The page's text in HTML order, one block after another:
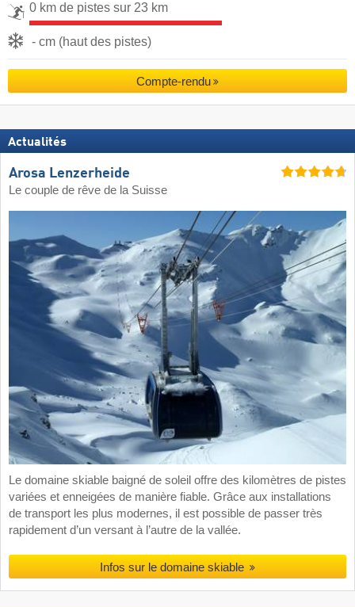
0 km de pistes sur 23 km
- cm (haut des pistes)
Compte-rendu
Actualités
Arosa Lenzerheide
Le couple de rêve de la Suisse
Le domaine skiable baigné de soleil offre des kilomètres de pistes
variées et enneigées de manière fiable. Grâce aux installations
de transport les plus modernes, il est possible de passer très
rapidement d’un versant à l’autre de la vallée.
Infos sur le domaine skiable